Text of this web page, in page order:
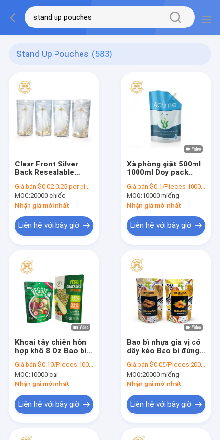
Stand Up Pouches (583)
Clear Front Silver
Back Resealable
Stand Up Pouch Bảo
quản thực phẩm
Giá bán:$0.02-0.25 per piece
MOQ:20000 chiếc
Nhận giá mới nhất
Liên hệ với bây giờ
Xà phòng giặt 500ml
1000ml Doy pack
Túi có vòi
Giá bán:$0.1/Pieces 10000-99999 Pieces
MOQ:10000 miếng
Nhận giá mới nhất
Liên hệ với bây giờ
Khoai tây chiên hỗn
hợp khô 8 Oz Bao bì
có thể khóa lại
Giá bán:$0.10/Pieces 1000-99999 Pieces
MOQ:10000 cái
Nhận giá mới nhất
Liên hệ với bây giờ
Bao bì nhựa gia vị có
dây kéo Bao bì đứng
rộng
Giá bán:$0.05/Pieces 20000-99999 Pieces
MOQ:20000 miếng
Nhận giá mới nhất
Liên hệ với bây giờ